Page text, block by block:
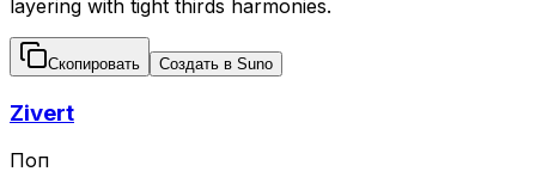
layering with tight thirds harmonies.
Скопировать Создать в Suno
Zivert
Поп